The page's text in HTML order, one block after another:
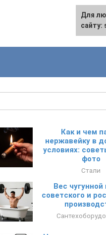
Как и чем
нержавейку в
условиях:
фото
Стали
Вес
советского и
Для
сайту: